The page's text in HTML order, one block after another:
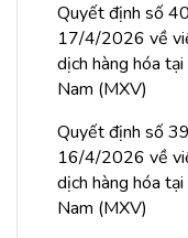
Quyết định số
17/4/2026 về
dịch hàng hóa
Nam (MXV)
Quyết định số
16/4/2026 về
dịch hàng hóa
Nam (MXV)